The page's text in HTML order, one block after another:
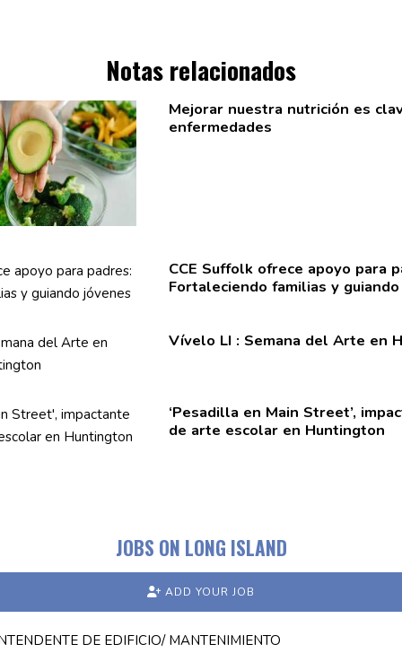
Notas relacionados
Mejorar nuestra nutrición es
enfermedades
CCE Suffolk ofrece apoyo para
Fortaleciendo familias y
Vívelo LI : Semana del Arte en
‘Pesadilla en Main Street’,
de arte escolar en Huntington
JOBS ON LONG ISLAND
ADD YOUR JOB
DE EDIFICIO/ MANTENIMIENTO